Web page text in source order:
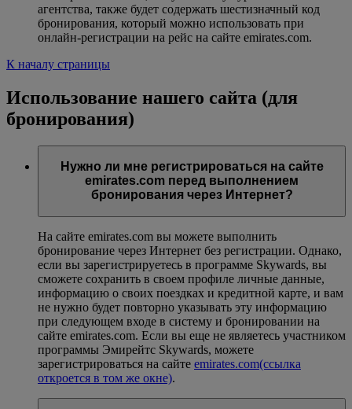
агентства, также будет содержать шестизначный код
бронирования, который можно использовать при
онлайн-регистрации на рейс на сайте emirates.com.
К началу страницы
Использование нашего сайта (для
бронирования)
Нужно ли мне регистрироваться на сайте
emirates.com перед выполнением
бронирования через Интернет?
На сайте emirates.com вы можете выполнить
бронирование через Интернет без регистрации. Однако,
если вы зарегистрируетесь в программе Skywards, вы
сможете сохранить в своем профиле личные данные,
информацию о своих поездках и кредитной карте, и вам
не нужно будет повторно указывать эту информацию
при следующем входе в систему и бронировании на
сайте emirates.com. Если вы еще не являетесь участником
программы Эмирейтс Skywards, можете
зарегистрироваться на сайте emirates.com(ссылка
откроется в том же окне).